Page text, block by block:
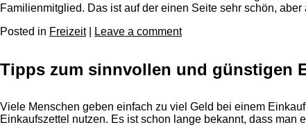
Familienmitglied. Das ist auf der einen Seite sehr schön,
Posted in Freizeit| Leave a comment
Tipps zum sinnvollen und günstigen
Viele Menschen geben einfach zu viel Geld bei einem
Einkaufszettel nutzen. Es ist schon lange bekannt, dass man